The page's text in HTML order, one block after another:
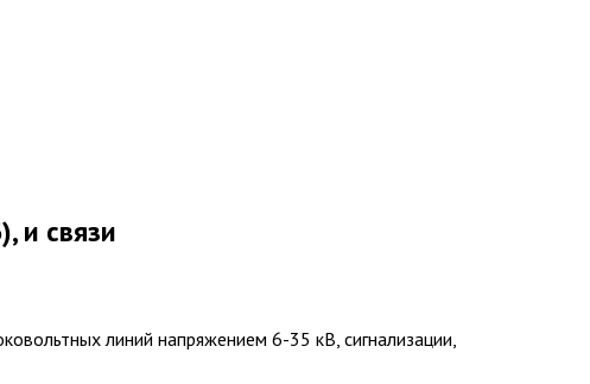
и связи
линий напряжением 6-35 кВ, сигнализации,